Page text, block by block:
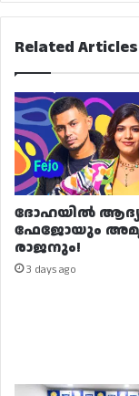
Related Articles
ദോഹയിൽ
ഫേജോയും
രാജനും!
3 days ago